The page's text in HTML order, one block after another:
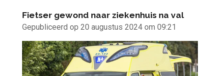
Fietser gewond naar ziekenhuis na val
Gepubliceerd op 20 augustus 2024 om 09:21